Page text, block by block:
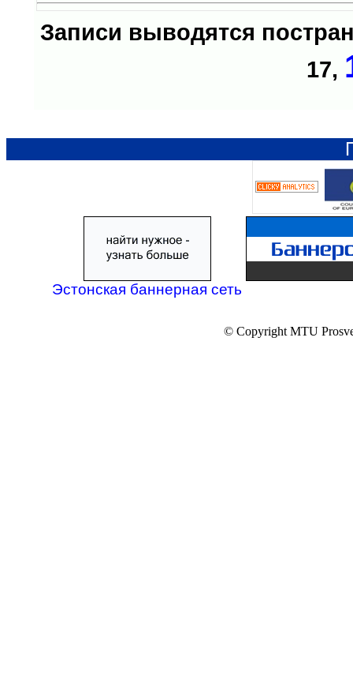
Записи выводятся
17,
Эстонская баннерная сеть
© Copyright MTU